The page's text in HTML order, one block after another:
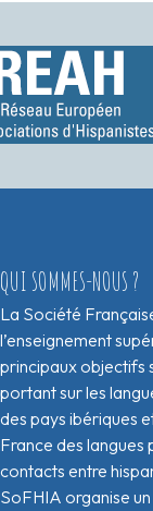
QUI SOMMES-NOUS ?
La Société
l’enseignement
principaux objectifs
portant sur les
des pays ibériques
France des langues
contacts entre
SoFHIA organise